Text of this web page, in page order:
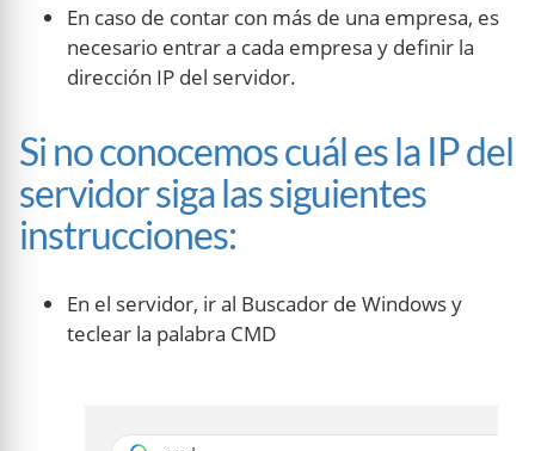
En caso de contar con más de una empresa, es
necesario entrar a cada empresa y definir la
dirección IP del servidor.
Si no conocemos cuál es la IP del
servidor siga las siguientes
instrucciones:
En el servidor, ir al Buscador de Windows y
teclear la palabra CMD